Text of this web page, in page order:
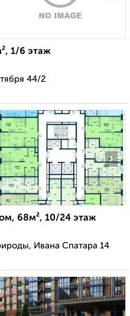
1/6 этаж
44/2
›
68м², 10/24 этаж
Ивана Спатара 14